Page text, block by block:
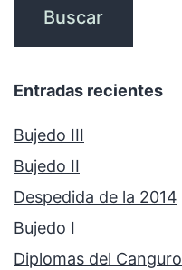
Entradas recientes
Bujedo III
Bujedo II
Despedida de la 2014
Bujedo I
Diplomas del Canguro